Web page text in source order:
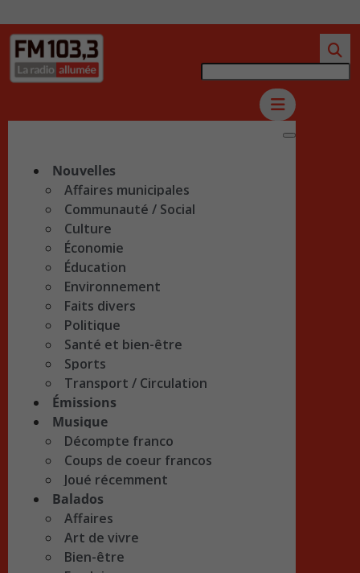
Nouvelles
Affaires municipales
Communauté / Social
Culture
Économie
Éducation
Environnement
Faits divers
Politique
Santé et bien-être
Sports
Transport / Circulation
Émissions
Musique
Décompte franco
Coups de coeur francos
Joué récemment
Balados
Affaires
Art de vivre
Bien-être